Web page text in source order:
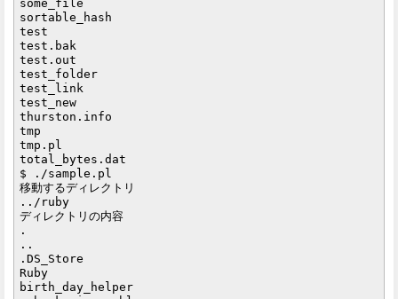
some_file
sortable_hash
test
test.bak
test.out
test_folder
test_link
test_new
thurston.info
tmp
tmp.pl
total_bytes.dat
$ ./sample.pl
移動するディレクトリ
../ruby
ディレクトリの内容
.
..
.DS_Store
Ruby
birth_day_helper